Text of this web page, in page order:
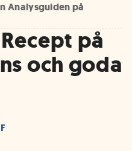
Analysguiden på
på
och goda